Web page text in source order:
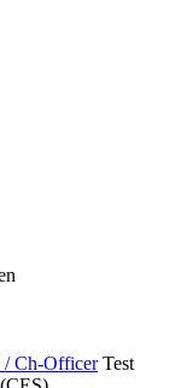
Ch-Officer Test